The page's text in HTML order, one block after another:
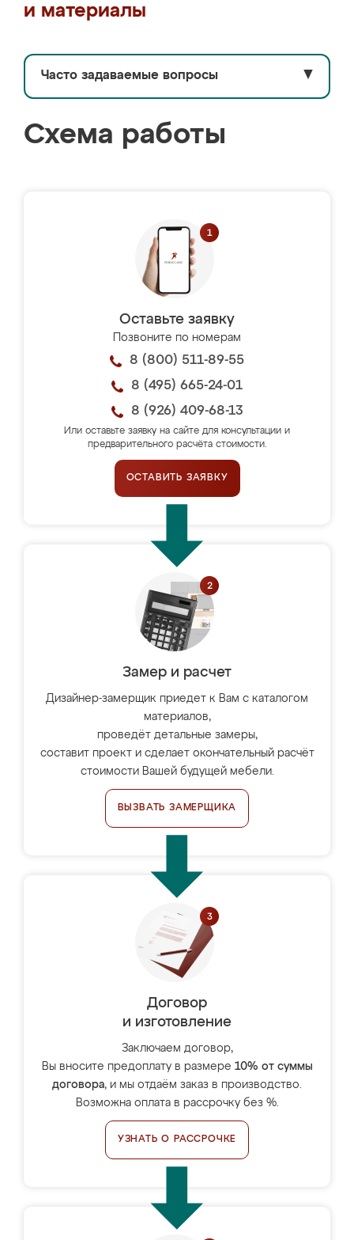
и материалы
Часто задаваемые вопросы ▼
Схема работы
Оставьте заявку
Позвоните по номерам
8 (800) 511-89-55
8 (495) 665-24-01
8 (926) 409-68-13
Или оставьте заявку на сайте для консультации и
предварительного расчёта стоимости.
ОСТАВИТЬ ЗАЯВКУ
Замер и расчет
Дизайнер-замерщик приедет к Вам с каталогом
материалов,
проведёт детальные замеры,
составит проект и сделает окончательный расчёт
стоимости Вашей будущей мебели.
ВЫЗВАТЬ ЗАМЕРЩИКА
Договор
и изготовление
Заключаем договор,
Вы вносите предоплату в размере 10% от суммы
договора, и мы отдаём заказ в производство.
Возможна оплата в рассрочку без %.
УЗНАТЬ О РАССРОЧКЕ